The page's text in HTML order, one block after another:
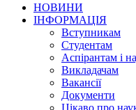
НОВИНИ
ІНФОРМАЦІЯ
Вступникам
Студентам
Аспірантам і
Викладачам
Вакансії
Документи
Цікаво про